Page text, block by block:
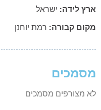
לידה:ישראל
קבורה:רמת יוחנן
מצורפים מסמכים